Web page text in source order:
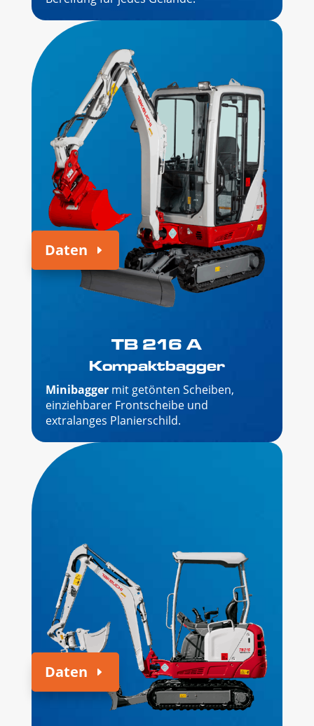
TB 216 A
Kompaktbagger
Minibaggermit getönten Scheiben,
einziehbarer Frontscheibe und
extralanges Planierschild.
Daten
Daten